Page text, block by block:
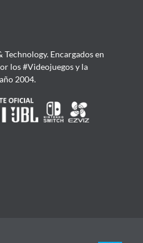
Technology. Encargados en
los #Videojuegos y la
2004.